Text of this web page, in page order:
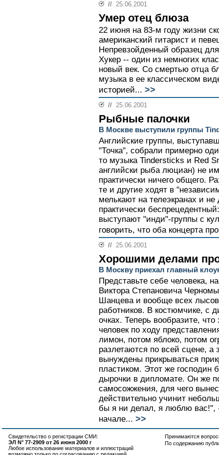
// 25.06.2001
Умер отец блюза
22 июня на 83-м году жизни
американский гитарист и
Непревзойденный образец
Хукер -- один из немногих
новый век. Со смертью отца
музыка в ее классическом
историей... >>
// 25.06.2001
Рыбные палочки
В Москве выступили группы
Английские группы,
"Точка", собрали примерно
то музыка Tindersticks и Red
английски рыба люциан) не
практически ничего общего.
те и другие ходят в
мелькают на телеэкранах и
практически
выступают "инди"-группы с
говорить, что оба концерта
// 25.06.2001
Хорошими делами
В Москву приехал главный
Представьте себе человека,
Виктора Степановича
Шанцева и вообще всех
работников. В костюмчике, с
очках. Теперь вообразите,
человек по ходу
лимон, потом яблоко, потом
разлетаются по всей сцене, а
вынуждены прикрываться
пластиком. Этот же господин
дырочки в дипломате. Он же
самосожжения, для чего
действительно учинит
бы я ни делал, я люблю вас!",
начале... >>
Свидетельство о регистрации СМИ:
ЭЛ N° 77-2909 от 26 июня 2000 г
Любое использование материалов и иллюстраций
Принимаются
По содержанию